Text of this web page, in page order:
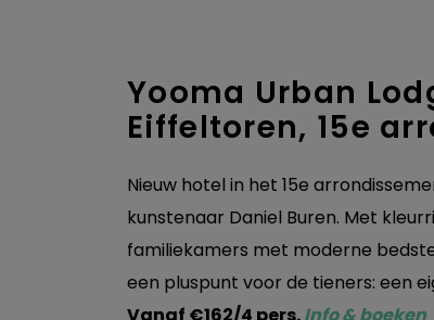
Yooma Urban
Eiffeltoren, 15e
Nieuw hotel in het 15e
kunstenaar Daniel Buren. Met
familiekamers met moderne
een pluspunt voor de tieners: een